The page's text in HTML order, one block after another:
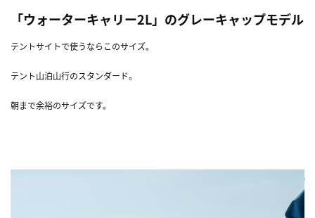
「ウォーターキャリー2L」のグレーキャップモデル
テントサイトで使うならこのサイズ。
テント山泊山行のスタンダード。
朝まで余裕のサイズです。